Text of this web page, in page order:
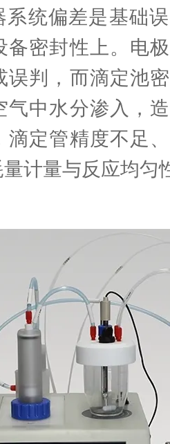
偏差是基础误
备密封性上。电
误判，而滴定池
气中水分渗入，
滴定管精度不足
计量与反应均匀